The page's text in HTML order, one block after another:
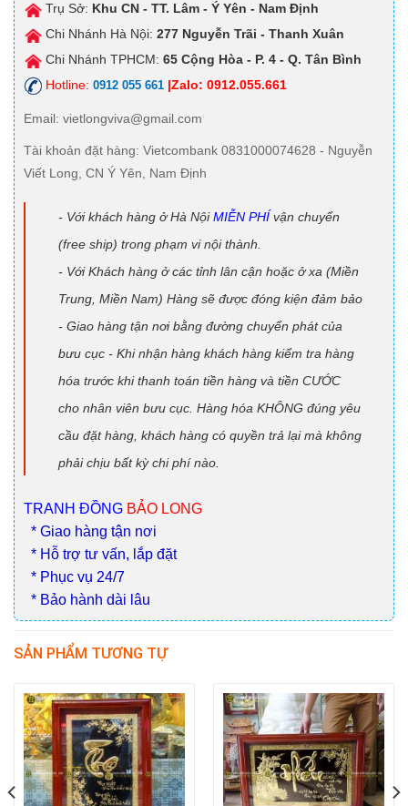
Trụ Sở: Khu CN - TT. Lâm - Ý Yên - Nam Định
Chi Nhánh Hà Nội: 277 Nguyễn Trãi - Thanh Xuân
Chi Nhánh TPHCM: 65 Cộng Hòa - P. 4 - Q. Tân Bình
Hotline: 0912 055 661 |Zalo: 0912.055.661
Email: vietlongviva@gmail.com
Tài khoản đặt hàng: Vietcombank 0831000074628 - Nguyễn
Viết Long, CN Ý Yên, Nam Định
- Với khách hàng ở Hà NộiMIỄN PHÍ vận chuyển
(free ship) trong phạm vi nội thành.
- Với Khách hàng ở các tỉnh lân cận hoặc ở xa (Miền
Trung, Miền Nam) Hàng sẽ được đóng kiện đảm bảo
- Giao hàng tận nơi bằng đường chuyển phát của
bưu cục - Khi nhận hàng khách hàng kiểm tra hàng
hóa trước khi thanh toán tiền hàng và tiền CƯỚC
cho nhân viên bưu cục. Hàng hóa KHÔNG đúng yêu
cầu đặt hàng, khách hàng có quyền trả lại mà không
phải chịu bất kỳ chi phí nào.
TRANH ĐỒNG BẢO LONG
* Giao hàng tận nơi
* Hỗ trợ tư vấn, lắp đặt
* Phục vụ 24/7
* Bảo hành dài lâu
SẢN PHẨM TƯƠNG TỰ